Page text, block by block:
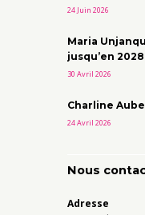
24 Juin 2026
Maria
jusqu’en 2028
30 Avril 2026
Charline
24 Avril 2026
Nous
Adresse